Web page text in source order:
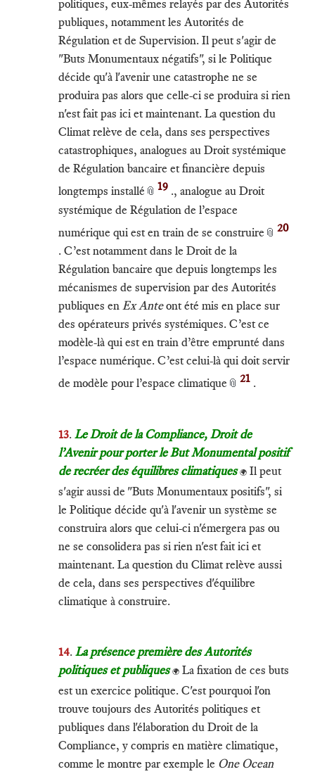
politiques, eux-mêmes relayés par des Autorités
publiques, notamment les Autorités de
Régulation et de Supervision. Il peut s'agir de
"Buts Monumentaux négatifs", si le Politique
décide qu'à l'avenir une catastrophe ne se
produira pas alors que celle-ci se produira si rien
n'est fait pas ici et maintenant. La question du
Climat relève de cela, dans ses perspectives
catastrophiques, analogues au Droit systémique
de Régulation bancaire et financière depuis
longtemps installé 📎 19 ., analogue au Droit
systémique de Régulation de l’espace
numérique qui est en train de se construire 📎 20
. C’est notamment dans le Droit de la
Régulation bancaire que depuis longtemps les
mécanismes de supervision par des Autorités
publiques en Ex Anteont été mis en place sur
des opérateurs privés systémiques. C’est ce
modèle-là qui est en train d’être emprunté dans
l’espace numérique. C’est celui-là qui doit servir
de modèle pour l’espace climatique 📎 21 .
13. Le Droit de la Compliance, Droit de
l’Avenir pour porter le But Monumental positif
de recréer des équilibres climatiques 🌍 Il peut
s'agir aussi de "Buts Monumentaux positifs", si
le Politique décide qu'à l'avenir un système se
construira alors que celui-ci n'émergera pas ou
ne se consolidera pas si rien n'est fait ici et
maintenant. La question du Climat relève aussi
de cela, dans ses perspectives d'équilibre
climatique à construire.
14. La présence première des Autorités
politiques et publiques 🌍 La fixation de ces buts
est un exercice politique. C'est pourquoi l'on
trouve toujours des Autorités politiques et
publiques dans l'élaboration du Droit de la
Compliance, y compris en matière climatique,
comme le montre par exemple le One Ocean